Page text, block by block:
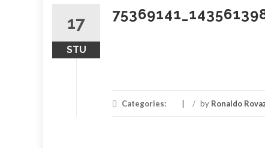
17
STU
Categories: / by Ronaldo